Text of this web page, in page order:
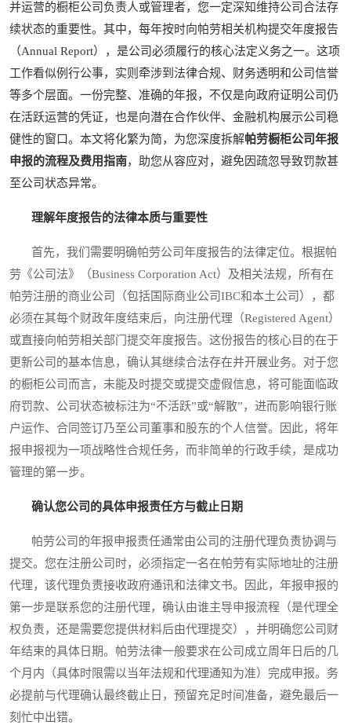
并运营的橱柜公司负责人或管理者，您一定深知维持公司合法存
续状态的重要性。其中，每年按时向帕劳相关机构提交年度报告
（Annual Report），是公司必须履行的核心法定义务之一。这项
工作看似例行公事，实则牵涉到法律合规、财务透明和公司信誉
等多个层面。一份完整、准确的年报，不仅是向政府证明公司仍
在活跃运营的凭证，也是向潜在合作伙伴、金融机构展示公司稳
健性的窗口。本文将化繁为简，为您深度拆解帕劳橱柜公司年报
申报的流程及费用指南，助您从容应对，避免因疏忽导致罚款甚
至公司状态异常。
理解年度报告的法律本质与重要性
首先，我们需要明确帕劳公司年度报告的法律定位。根据帕
劳《公司法》（Business Corporation Act）及相关法规，所有在
帕劳注册的商业公司（包括国际商业公司IBC和本土公司），都
必须在其每个财政年度结束后，向注册代理（Registered Agent）
或直接向帕劳相关部门提交年度报告。这份报告的核心目的在于
更新公司的基本信息，确认其继续合法存在并开展业务。对于您
的橱柜公司而言，未能及时提交或提交虚假信息，将可能面临政
府罚款、公司状态被标注为“不活跃”或“解散”，进而影响银行账
户运作、合同签订乃至公司董事和股东的个人信誉。因此，将年
报申报视为一项战略性合规任务，而非简单的行政手续，是成功
管理的第一步。
确认您公司的具体申报责任方与截止日期
帕劳公司的年报申报责任通常由公司的注册代理负责协调与
提交。您在注册公司时，必须指定一名在帕劳有实际地址的注册
代理，该代理负责接收政府通讯和法律文书。因此，年报申报的
第一步是联系您的注册代理，确认由谁主导申报流程（是代理全
权负责，还是需要您提供材料后由代理提交），并明确您公司财
年结束的具体日期。帕劳法律一般要求在公司成立周年日后的几
个月内（具体时限需以当年法规和代理通知为准）完成申报。务
必提前与代理确认最终截止日，预留充足时间准备，避免最后一
刻忙中出错。